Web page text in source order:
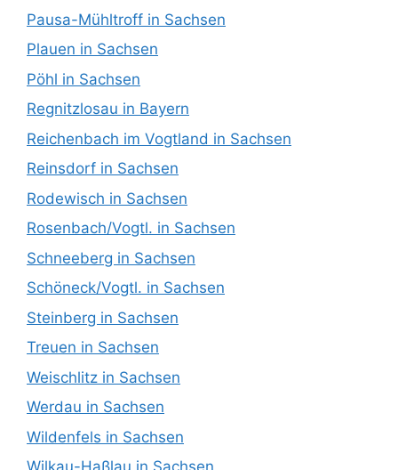
Pausa-Mühltroff in Sachsen
Plauen in Sachsen
Pöhl in Sachsen
Regnitzlosau in Bayern
Reichenbach im Vogtland in Sachsen
Reinsdorf in Sachsen
Rodewisch in Sachsen
Rosenbach/Vogtl. in Sachsen
Schneeberg in Sachsen
Schöneck/Vogtl. in Sachsen
Steinberg in Sachsen
Treuen in Sachsen
Weischlitz in Sachsen
Werdau in Sachsen
Wildenfels in Sachsen